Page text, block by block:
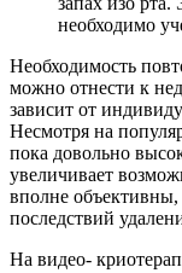
необходимо
Необходимость
можно отнести к
зависит от
Несмотря на
пока довольно
увеличивает
вполне
последствий
На видео-